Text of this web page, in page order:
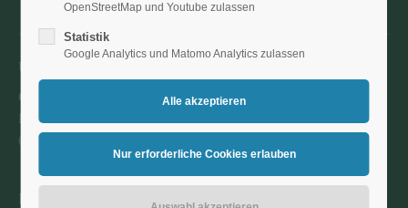
Unternehmen
Creative Concepts
Pinienweg 13
65205 Wiesbaden
Kontakt
OpenStreetMap und Youtube zulassen
Statistik
Google Analytics und Matomo Analytics zulassen